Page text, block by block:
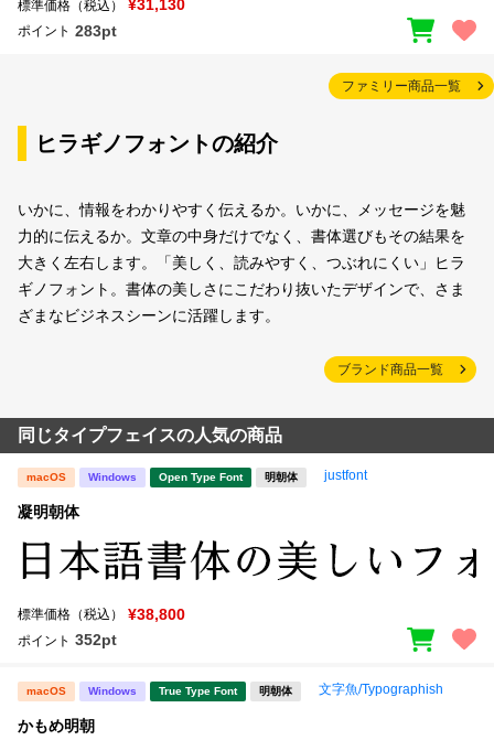
標準価格（税込） ¥31,130
ポイント 283pt
ファミリー商品一覧
ヒラギノフォントの紹介
いかに、情報をわかりやすく伝えるか。いかに、メッセージを魅
力的に伝えるか。文章の中身だけでなく、書体選びもその結果を
大きく左右します。「美しく、読みやすく、つぶれにくい」ヒラ
ギノフォント。書体の美しさにこだわり抜いたデザインで、さま
ざまなビジネスシーンに活躍します。
ブランド商品一覧
同じタイプフェイスの人気の商品
macOS Windows Open Type Font 明朝体 justfont
凝明朝体
標準価格（税込） ¥38,800
ポイント 352pt
macOS Windows True Type Font 明朝体 文字魚/Typographish
かもめ明朝